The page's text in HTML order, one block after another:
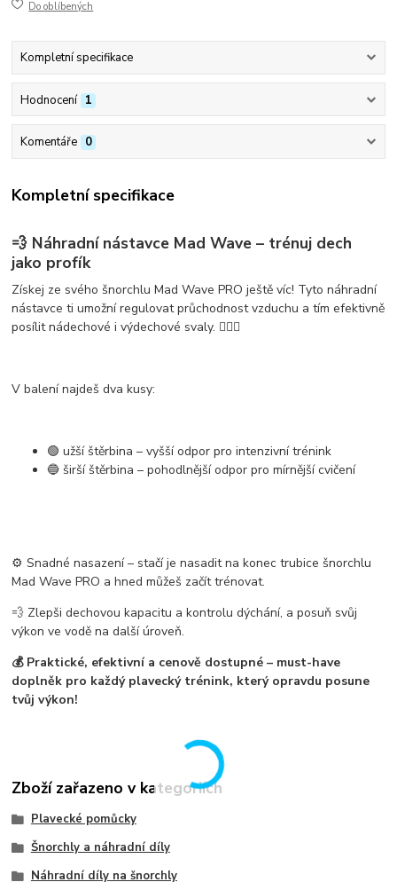
Do oblíbených
Kompletní specifikace
Hodnocení 1
Komentáře 0
Kompletní specifikace
💨 Náhradní nástavce Mad Wave – trénuj dech
jako profík
Získej ze svého šnorchluMad Wave PRO ještě víc! Tytonáhradní
nástavce ti umožní regulovat průchodnost vzduchu a tím efektivně
posílit nádechové i výdechové svaly. 🏊‍♂️💪
V balení najdešdva kusy:
🟢užší štěrbina – vyšší odpor pro intenzivní trénink
🔵 širší štěrbina – pohodlnější odpor pro mírnější cvičení
⚙️Snadné nasazení– stačí je nasadit na konec trubice šnorchlu
Mad Wave PRO a hned můžeš začít trénovat.
💨 Zlepši dechovou kapacitu a kontrolu dýchání, a posuň svůj
výkon ve vodě na další úroveň.
💰 Praktické, efektivní a cenově dostupné – must-have
doplněk pro každý plavecký trénink, který opravdu posune
tvůj výkon!
Zboží zařazeno v kategoriích
Plavecké pomůcky
Šnorchly a náhradní díly
Náhradní díly na šnorchly